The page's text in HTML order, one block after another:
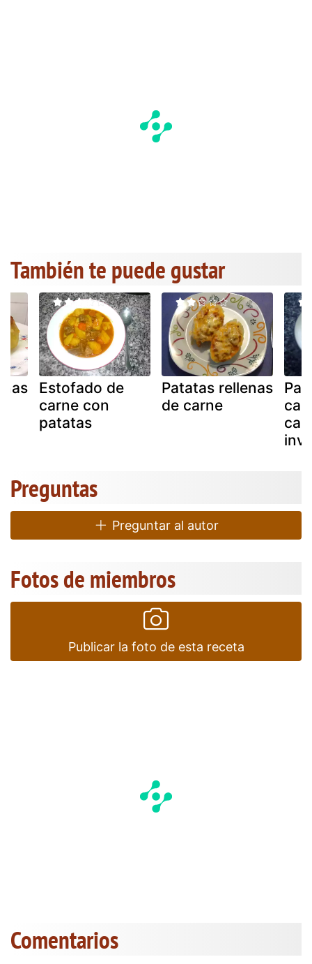
También te puede gustar
Estofado de
carne con
patatas
Patatas rellenas
de carne
Preguntas
Preguntar al autor
Fotos de miembros
Publicar la foto de esta receta
Comentarios